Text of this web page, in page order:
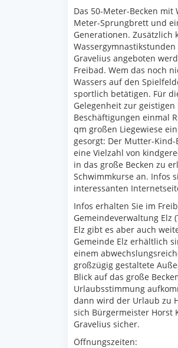
Das 50-Meter-Becken
Meter-Sprungbrett und
Generationen. Zusätzlich
Gravelius angeboten
Freibad. Wem das noch
Wassers auf den
sportlich betätigen. Für
Gelegenheit zur
Beschäftigungen einmal
qm großen Liegewiese
gesorgt: Der Mutter-
eine Vielzahl von
in das große Becken zu
Schwimmkurse an. Infos
interessanten
Infos erhalten Sie im
Gemeindeverwaltung Elz
Elz gibt es aber auch
Gemeinde Elz erhältlich
einem
großzügig gestaltete
Blick auf das große
Urlaubsstimmung
dann wird der Urlaub zu
sich Bürgermeister Horst
Gravelius sicher.
Öffnungszeiten: